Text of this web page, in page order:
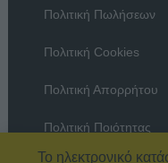
Πολιτική Πωλήσεων
Πολιτική Cookies
Πολιτική Απορρήτου
Πολιτική Ποιότητας
Το ηλεκτρονικό